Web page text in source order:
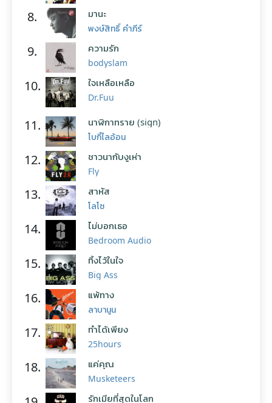
8. มานะ
พงษ์สิทธิ์ คำภีร์
9. ความรัก
bodyslam
10. ใจเหลือเหลือ
Dr.Fuu
11. นาฬิกาทราย (sign)
โบกี้ไลอ้อน
12. ชาวนากับงูเห่า
Fly
13. สาหัส
โลโซ
14. ไม่บอกเธอ
Bedroom Audio
15. ทิ้งไว้ในใจ
Big Ass
16. แพ้ทาง
ลาบานูน
17. ทำได้เพียง
25hours
18. แค่คุณ
Musketeers
รักเมียที่สุดในโลก